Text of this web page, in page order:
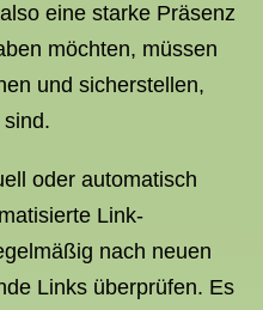
eine starke Präsenz
möchten, müssen
und sicherstellen,
oder automatisch
Link-
nach neuen
Links überprüfen. Es